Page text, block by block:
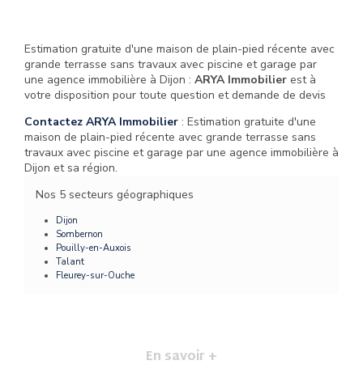
Estimation gratuite d'une maison de plain-pied récente avec
grande terrasse sans travaux avec piscine et garage par
une agence immobilière à Dijon : ARYA Immobilier est à
votre disposition pour toute question et demande de devis
Contactez ARYA Immobilier : Estimation gratuite d'une
maison de plain-pied récente avec grande terrasse sans
travaux avec piscine et garage par une agence immobilière à
Dijon et sa région.
Nos 5 secteurs géographiques
Dijon
Sombernon
Pouilly-en-Auxois
Talant
Fleurey-sur-Ouche
En savoir +